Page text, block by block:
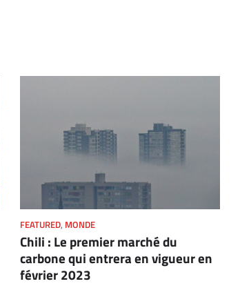
FEATURED, MONDE
Chili : Le premier marché du
carbone qui entrera en vigueur en
février 2023